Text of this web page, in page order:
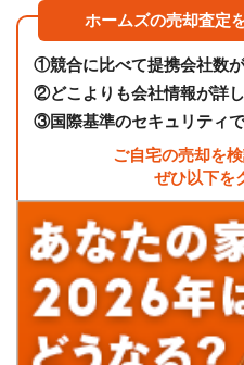
ホームズの売却査定
①競合に比べて提携会社数
②どこよりも会社情報が詳
③国際基準のセキュリティ
ご自宅の売却を
ぜひ以下を